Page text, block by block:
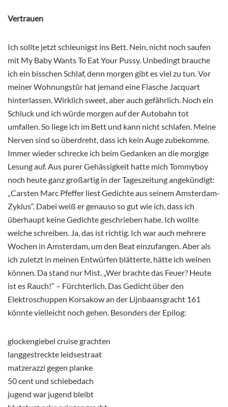
Vertrauen
Ich sollte jetzt schleunigst ins Bett. Nein, nicht noch saufen
mit My Baby Wants To Eat Your Pussy. Unbedingt brauche
ich ein bisschen Schlaf, denn morgen gibt es viel zu tun. Vor
meiner Wohnungstür hat jemand eine Flasche Jacquart
hinterlassen. Wirklich sweet, aber auch gefährlich. Noch ein
Schluck und ich würde morgen auf der Autobahn tot
umfallen. So liege ich im Bett und kann nicht schlafen. Meine
Nerven sind so überdreht, dass ich kein Auge zubekomme.
Immer wieder schrecke ich beim Gedanken an die morgige
Lesung auf. Aus purer Gehässigkeit hatte mich Tommyboy
noch heute ganz großartig in der Tageszeitung angekündigt:
„Carsten Marc Pfeffer liest Gedichte aus seinem Amsterdam-
Zyklus“. Dabei weiß er genauso so gut wie ich, dass ich
überhaupt keine Gedichte geschrieben habe. Ich wollte
welche schreiben. Ja, das ist richtig. Ich war auch mehrere
Wochen in Amsterdam, um den Beat einzufangen. Aber als
ich zuletzt in meinen Entwürfen blätterte, hätte ich weinen
können. Da stand nur Mist. „Wer brachte das Feuer? Heute
ist es Rauch!“ – Fürchterlich. Das Gedicht über den
Elektroschuppen Korsakow an der Lijnbaansgracht 161
könnte vielleicht noch gehen. Besonders der Epilog:
glockengiebel cruise grachten
langgestreckte leidsestraat
matzerazzi gegen planke
50 cent und schiebedach
jugend war jugend bleibt